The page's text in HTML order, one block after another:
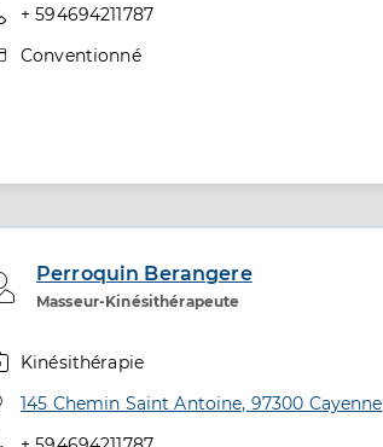
Téléphone
+ 594694211787
Type de convention
Conventionné
Perroquin Berangere
Masseur-Kinésithérapeute
Professionel de santé
Kinésithérapie
Adresse
145 Chemin Saint Antoine, 97300 Cayenne
Téléphone